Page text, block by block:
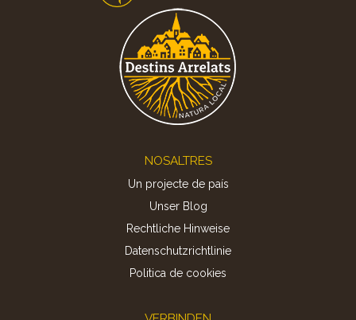
NOSALTRES
Un projecte de país
Unser Blog
Rechtliche Hinweise
Datenschutzrichtlinie
Politica de cookies